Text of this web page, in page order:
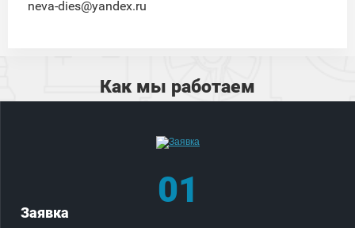
neva-dies@yandex.ru
Как мы работаем
01
Заявка